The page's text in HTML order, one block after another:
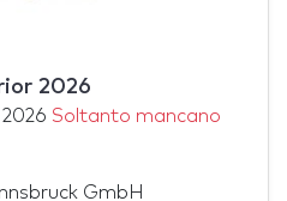
2026
Soltanto mancano
GmbH